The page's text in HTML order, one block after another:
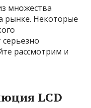
множества
рынке. Некоторые
рассмотрим и
LCD